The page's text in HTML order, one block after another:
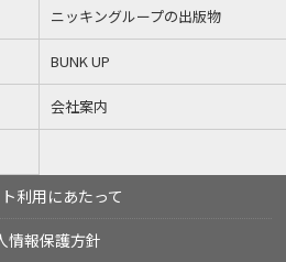
ニッキングループの出版物
BUNK UP
会社案内
利用にあたって
情報保護方針